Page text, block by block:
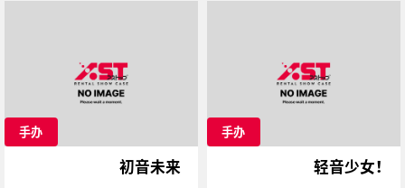
手办
初音未来
手办
轻音少女！